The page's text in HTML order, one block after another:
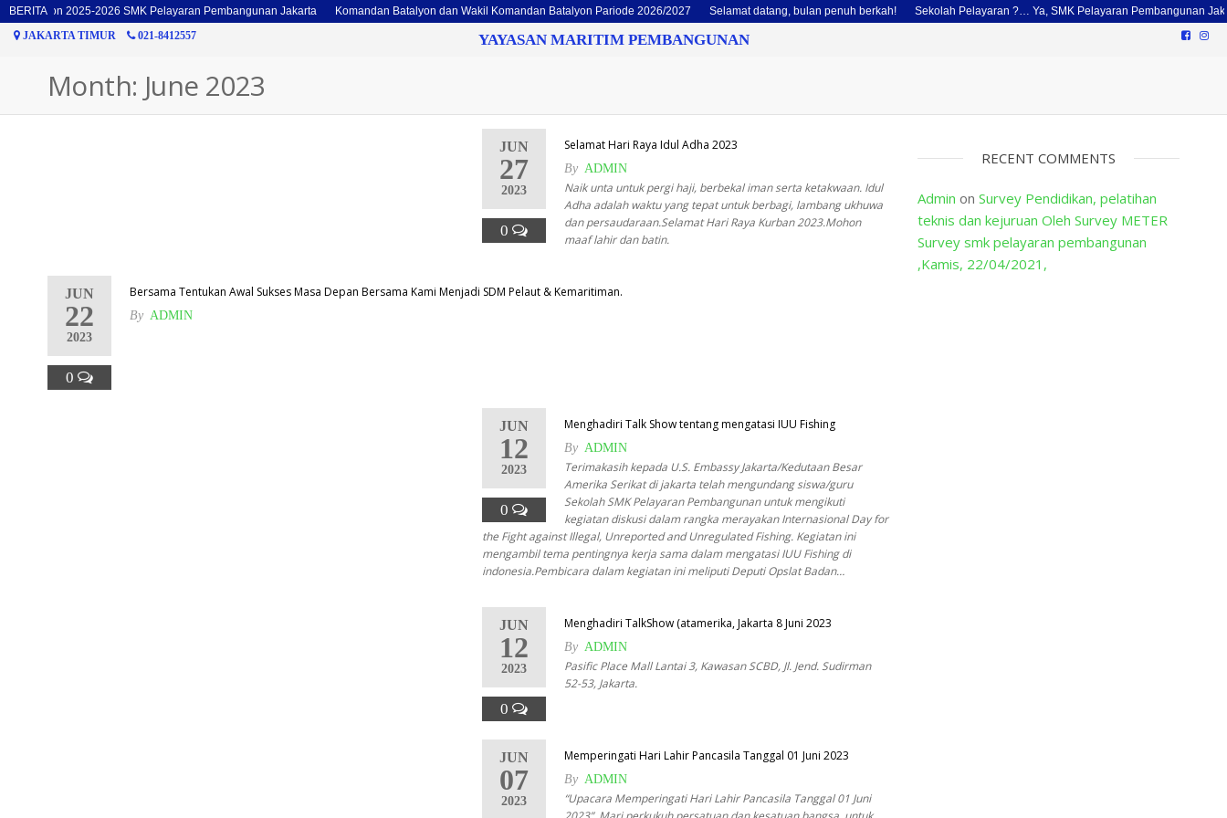
BERITA
Batalyon 2025-2026 SMK Pelayaran Pembangunan Jakarta Komandan Batalyon dan Wakil Komandan Batalyon Pariode 2026/2027 Selamat datang, bulan penuh berkah!
Sekolah Pelayaran ?… Ya, SMK Pelayaran Pembangunan
JAKARTA TIMUR
021-8412557 YAYASAN MARITIM PEMBANGUNAN
Month: June 2023
JUN
27
2023
0
Selamat Hari Raya Idul Adha 2023
By ADMIN
Naik unta untuk pergi haji, berbekal iman serta ketakwaan. Idul
Adha adalah waktu yang tepat untuk berbagi, lambang ukhuwa
dan persaudaraan.Selamat Hari Raya Kurban 2023.Mohon
maaf lahir dan batin.
JUN
22
2023
0
Bersama Tentukan Awal Sukses Masa Depan Bersama Kami Menjadi SDM Pelaut & Kemaritiman.
By ADMIN
JUN
12
2023
0
Menghadiri Talk Show tentang mengatasi IUU Fishing
By ADMIN
Terimakasih kepada U.S. Embassy Jakarta/Kedutaan Besar
Amerika Serikat di jakarta telah mengundang siswa/guru
Sekolah SMK Pelayaran Pembangunan untuk mengikuti
kegiatan diskusi dalam rangka merayakan Internasional Day for
the Fight against Illegal, Unreported and Unregulated Fishing. Kegiatan ini
mengambil tema pentingnya kerja sama dalam mengatasi IUU Fishing di
indonesia.Pembicara dalam kegiatan ini meliputi Deputi Opslat Badan…
JUN
12
2023
0
Menghadiri TalkShow (atamerika, Jakarta 8 Juni 2023
By ADMIN
Pasific Place Mall Lantai 3, Kawasan SCBD, Jl. Jend. Sudirman
52-53, Jakarta.
JUN
07
2023
Memperingati Hari Lahir Pancasila Tanggal 01 Juni 2023
By ADMIN
“Upacara Memperingati Hari Lahir Pancasila Tanggal 01 Juni
RECENT COMMENTS
Admin on Survey Pendidikan, pelatihan
teknis dan kejuruan Oleh Survey METER
Survey smk pelayaran pembangunan
,Kamis, 22/04/2021,